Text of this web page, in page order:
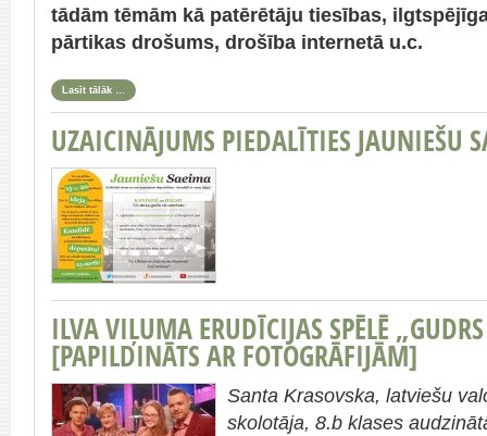
tādām tēmām kā patērētāju tiesības,
pārtikas drošums, drošība internetā u.c.
Lasīt tālāk …
UZAICINĀJUMS PIEDALĪTIES JAUNIEŠU
ILVA VIĻUMA ERUDĪCIJAS SPĒLĒ
[PAPILDINĀTS AR FOTOGRĀFIJĀM]
Santa Krasovska, latviešu
skolotāja, 8.b klases